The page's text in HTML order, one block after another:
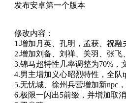
发布安卓第一个版本
修改内容：
1.增加月英、孔明，孟获、祝融
2.增加刘备、刘禅、关羽、张
3.锦马超特性几率调整为70%，
4.男主增加义心昭烈特性，全队
5.无忧城、徐州兵营增加新npc
6.极限一闪出5前缀，并增加取